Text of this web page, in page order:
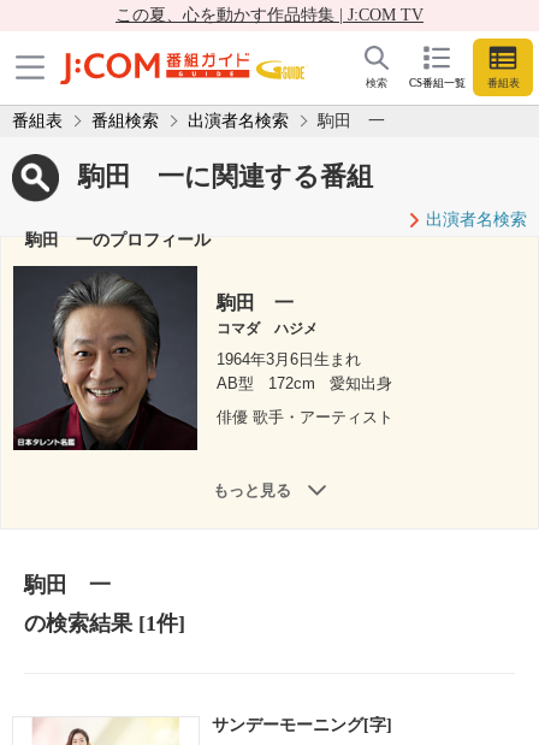
この夏、心を動かす作品特集 | J:COM TV
CS番組一覧 番組表
検索
番組表 番組検索 出演者名検索 駒田 一
駒田 一に関連する番組
出演者名検索
駒田 一のプロフィール
駒田 一
コマダ ハジメ
1964年3月6日生まれ
AB型
172cm
愛知出身
俳優 歌手・アーティスト
もっと見る
駒田 一
の検索結果[1件]
サンデーモーニング[字]